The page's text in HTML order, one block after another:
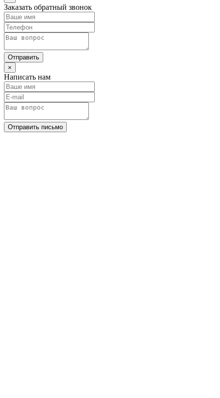
Заказать обратный звонок
Отправить
×
Написать нам
Отправить письмо